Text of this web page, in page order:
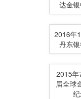
达金
2016
丹东
2015
届全球